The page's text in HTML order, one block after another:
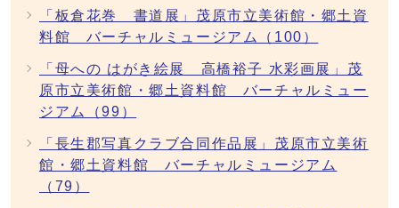
「板倉花巻 書道展」茂原市立美術館・郷土資
料館 バーチャルミュージアム（100）
「母への はがき絵展 高橋裕子 水彩画展」茂
原市立美術館・郷土資料館 バーチャルミュー
ジアム（99）
「長生郡写真クラブ合同作品展」茂原市立美術
館・郷土資料館 バーチャルミュージアム
（79）